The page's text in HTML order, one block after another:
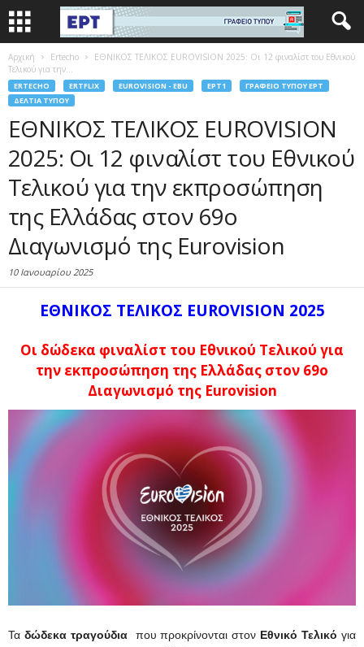
Αρχική Ertecho
ΕΘΝΙΚΟΣ ΤΕΛΙΚΟΣ ΕUROVISION 2025: Οι 12 φιναλίστ του Εθνικού
Τελικού για την...
ERTECHO ERTFLIX EUROVISION - EBU EΡΤ1
ΓΡΑΦΕΊΟ ΤΎΠΟΥ ΕΡΤ
ΔΕΛΤΊΑ ΤΎΠΟΥ
ΕΘΝΙΚΟΣ ΤΕΛΙΚΟΣ ΕUROVISION
2025: Οι 12 φιναλίστ του Εθνικού
Τελικού για την εκπροσώπηση
της Ελλάδας στον 69ο
Διαγωνισμό της Eurovision
10 Ιανουαρίου 2025
ΕΘΝΙΚΟΣ ΤΕΛΙΚΟΣ ΕUROVISION 2025
Οι δώδεκα φιναλίστ του Εθνικού Τελικού για
την εκπροσώπηση της Ελλάδας στον 69ο
Διαγωνισμό της Eurovision
Τα δώδεκα τραγούδια που προκρίνονται στον Εθνικό Τελικό για